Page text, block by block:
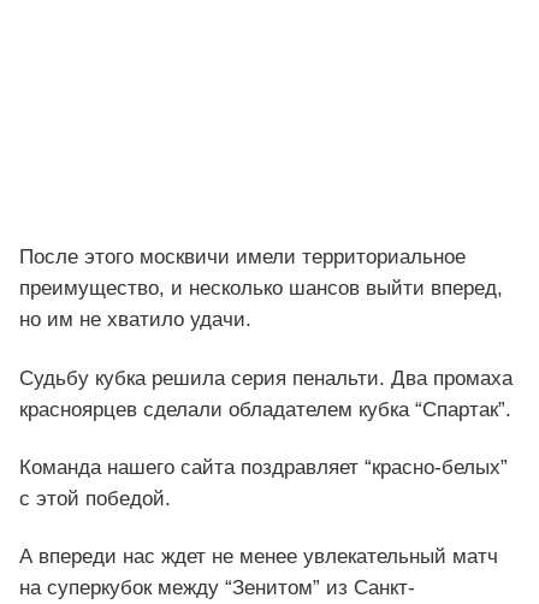
После этого москвичи имели территориальное
преимущество, и несколько шансов выйти вперед,
но им не хватило удачи.
Судьбу кубка решила серия пенальти. Два промаха
красноярцев сделали обладателем кубка “Спартак”.
Команда нашего сайта поздравляет “красно-белых”
с этой победой.
А впереди нас ждет не менее увлекательный матч
на суперкубок между “Зенитом” из Санкт-